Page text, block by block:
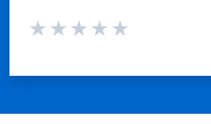
Valuta da 1 a 5 stelle la pagina